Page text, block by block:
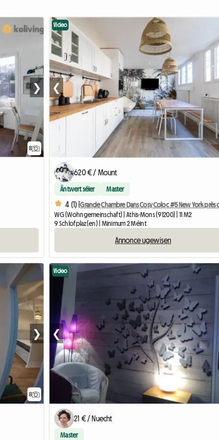
8
❯
Video
❮
620 € / Mount
Äntwert séier Master
4 (1) |
WG (Wohngemeinschaft) | Athis-Mons (91200) | 11 M2
9 Schlofplaz(en) | Minimum 2 Méint
Annonce ugewisen
8
❯
Video
❮
21 € / Nuecht
Master